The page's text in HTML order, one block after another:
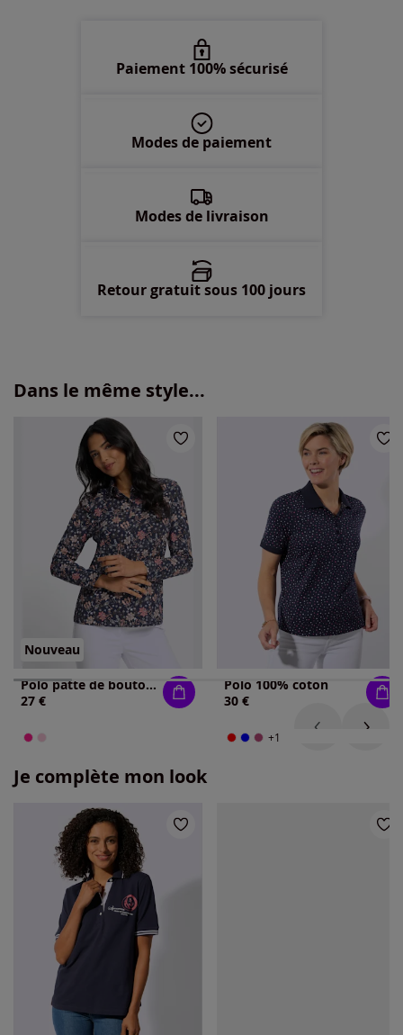
Disponible dans 3 semaines
Disponible dans 3 semaines
Paiement 100% sécurisé
Modes de paiement
Modes de livraison
Retour gratuit sous 100 jours
Dans le même style...
Nouveau
Polo patte de boutonnage courte
27 €
Polo 100% coton
30 €
+1
Je complète mon look